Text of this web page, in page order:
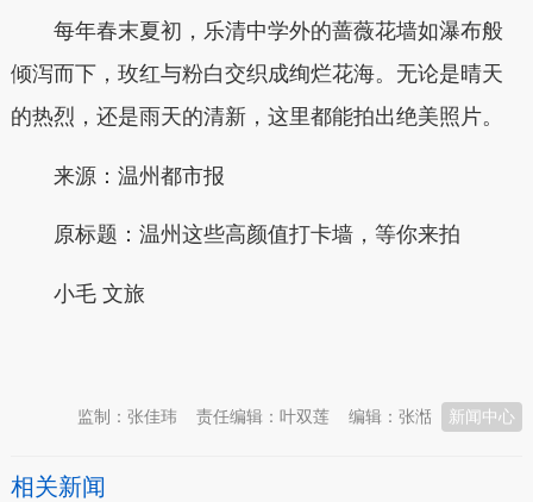
每年春末夏初，乐清中学外的蔷薇花墙如瀑布般
倾泻而下，玫红与粉白交织成绚烂花海。无论是晴天
的热烈，还是雨天的清新，这里都能拍出绝美照片。
来源：温州都市报
原标题： 温州这些高颜值打卡墙，等你来拍
小毛 文旅
新闻中心
编辑：张湉
责任编辑：叶双莲
监制：张佳玮
相关新闻